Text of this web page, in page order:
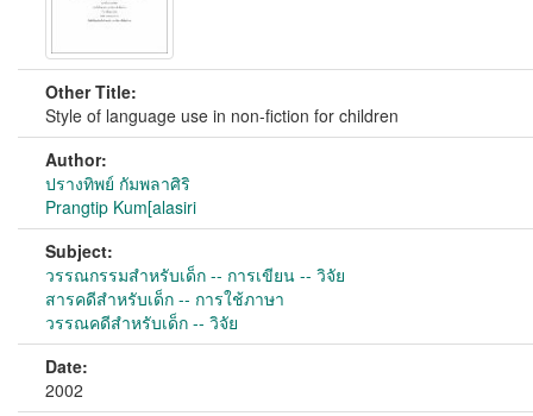
Other Title:
Style of language use in non-fiction for children
Author:
ปรางทิพย์ กัมพลาศิริ
Prangtip Kum[alasiri
Subject:
วรรณกรรมสำหรับเด็ก -- การเขียน -- วิจัย
สารคดีสำหรับเด็ก -- การใช้ภาษา
วรรณคดีสำหรับเด็ก -- วิจัย
Date:
2002